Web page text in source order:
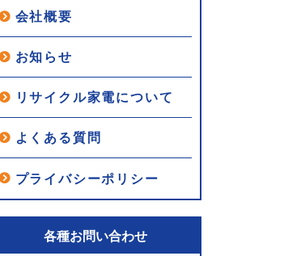
会社概要
お知らせ
リサイクル家電について
よくある質問
プライバシーポリシー
各種お問い合わせ